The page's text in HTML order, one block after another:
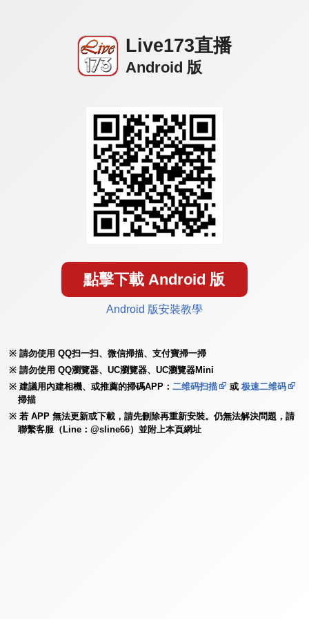
Live173直播
Android 版
點擊下載 Android 版
Android 版安裝教學
請勿使用 QQ扫一扫、微信掃描、支付寶掃一掃
請勿使用 QQ瀏覽器、UC瀏覽器、UC瀏覽器Mini
建議用內建相機、或推薦的掃碼APP：二维码扫描 或极速二维码
掃描
若 APP 無法更新或下載，請先刪除再重新安裝。仍無法解決問題，請
聯繫客服（Line：@sline66）並附上本頁網址